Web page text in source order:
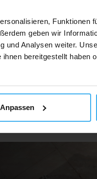
Funktionen
geben wir
und Analysen weiter.
bereitgestellt haben
Anpassen